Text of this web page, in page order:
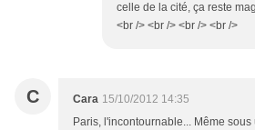
celle de la cité, ça reste
<br /> <br /> <br /> <br />
C Cara 15/10/2012 14:35
Paris, l'incontournable... Même